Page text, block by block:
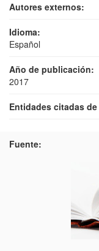
Autores externos:
Idioma:
Español
Año de publicación:
2017
Entidades citadas de
Fuente: